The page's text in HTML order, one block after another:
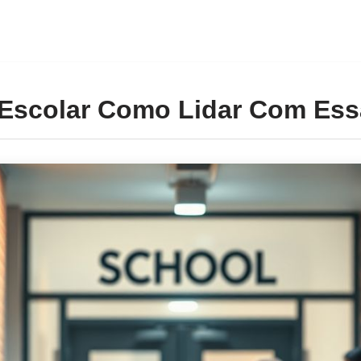
Como Lidar Com